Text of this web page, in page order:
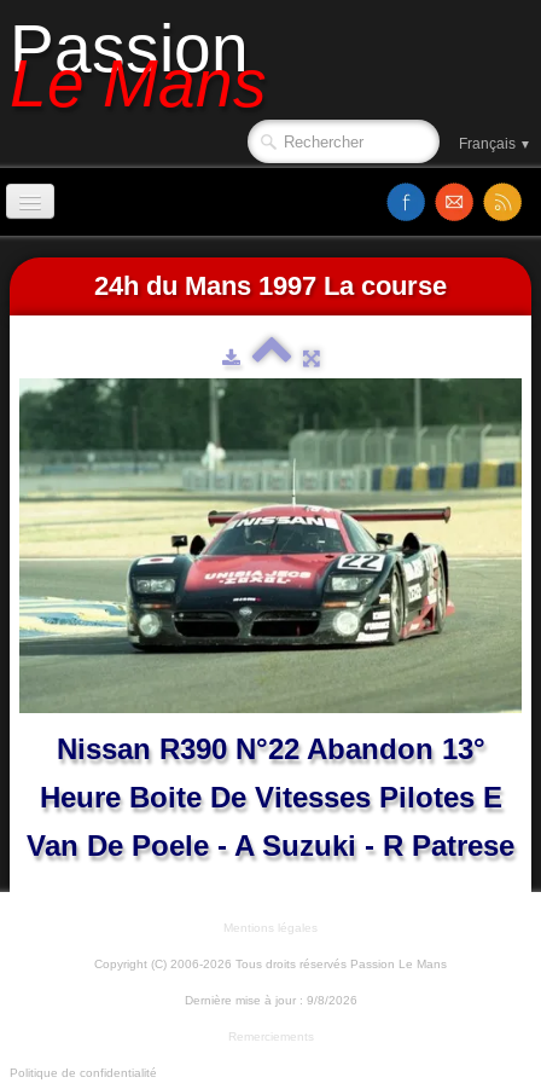
Passion
Le Mans
Français ▼
Accueil
Sorties de piste
Affiches
Vidéos
Site web
24h du Mans 1997 La course
Nissan R390 N°22 Abandon 13°
Heure Boite De Vitesses Pilotes E
Van De Poele - A Suzuki - R Patrese
Mentions légales
Copyright (C) 2006-2026 Tous droits réservés Passion Le Mans
Dernière mise à jour : 9/8/2026
Remerciements
Politique de confidentialité